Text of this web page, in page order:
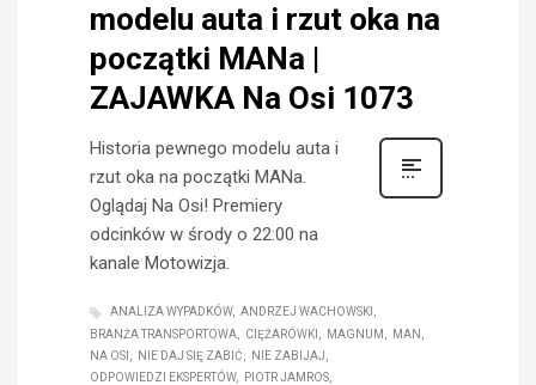
modelu auta i rzut oka na
początki MANa |
ZAJAWKA Na Osi 1073
Historia pewnego modelu auta i
rzut oka na początki MANa.
Oglądaj Na Osi! Premiery
odcinków w środy o 22:00 na
kanale Motowizja.
ANALIZA WYPADKÓW
ANDRZEJ WACHOWSKI
BRANŻA TRANSPORTOWA
CIĘŻARÓWKI MAGNUM
MAN
NA OSI
NIE DAJ SIĘ ZABIĆ
NIE ZABIJAJ
ODPOWIEDZI EKSPERTÓW
PIOTR JAMROS